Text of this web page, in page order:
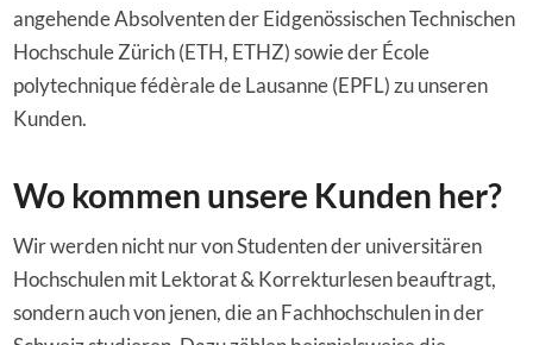
angehende Absolventen der Eidgenössischen Technischen
Hochschule Zürich (ETH, ETHZ) sowie der École
polytechnique fédèrale de Lausanne (EPFL) zu unseren
Kunden.
Wo kommen unsere Kunden her?
Wir werden nicht nur von Studenten der universitären
Hochschulen mit Lektorat & Korrekturlesen beauftragt,
sondern auch von jenen, die an Fachhochschulen in der